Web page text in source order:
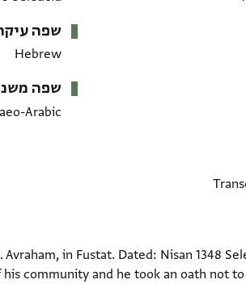
שפה
Hebrew
שפה
Arabic
in Fustat. Dated: Nisan 1348
community and he took an oath not